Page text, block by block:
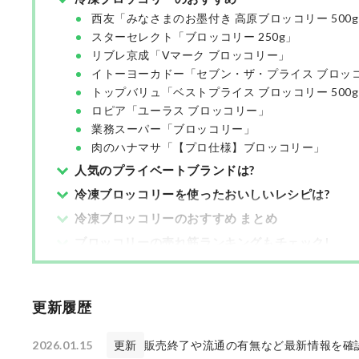
西友「みなさまのお墨付き 高原ブロッコリー 500g
スターセレクト「ブロッコリー 250g」
リブレ京成「Vマーク ブロッコリー」
イトーヨーカドー「セブン・ザ・プライス ブロッ
トップバリュ「ベストプライス ブロッコリー 500g
ロピア「ユーラス ブロッコリー」
業務スーパー「ブロッコリー」
肉のハナマサ「【プロ仕様】ブロッコリー」
人気のプライベートブランドは?
冷凍ブロッコリーを使ったおいしいレシピは?
冷凍ブロッコリーのおすすめ まとめ
更新履歴
2026.01.15 更新 販売終了や流通の有無など最新情報を確